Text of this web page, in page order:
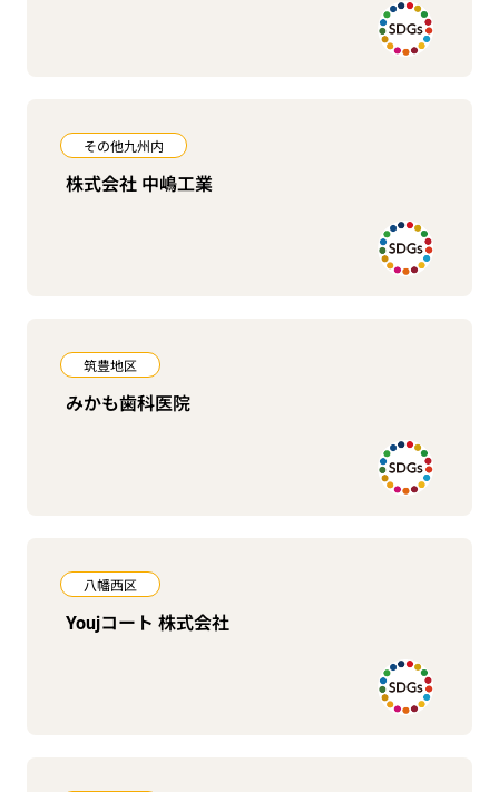
その他九州内
株式会社 中嶋工業
筑豊地区
みかも歯科医院
八幡西区
Youjコート 株式会社